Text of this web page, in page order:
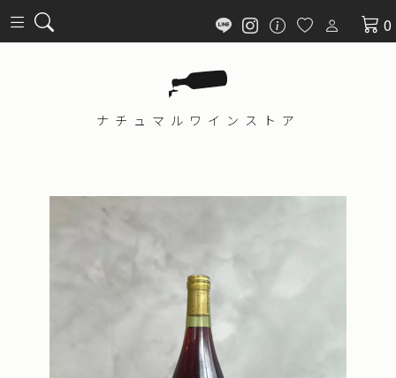
0
ナチュマル ワインストア